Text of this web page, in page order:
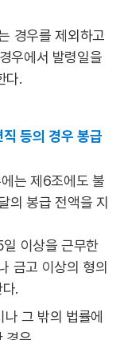
경우를 제외하고
우에서 발령일을
다.
등의 경우 봉급
는 제6조에도 불
의 봉급 전액을 지
이상을 근무한
금고 이상의 형의
.
나 그 밖의 법률에